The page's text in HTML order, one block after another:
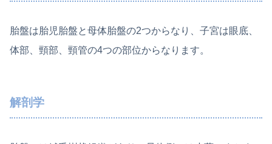
胎盤は胎児胎盤と母体胎盤の2つからなり、子宮は眼底、
体部、頸部、頸管の4つの部位からなります。
解剖学